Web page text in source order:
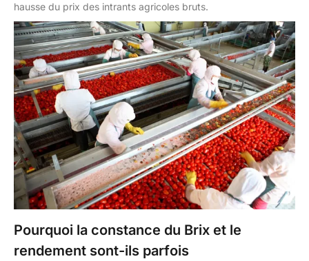
hausse du prix des intrants agricoles bruts.
Pourquoi la constance du Brix et le
rendement sont-ils parfois